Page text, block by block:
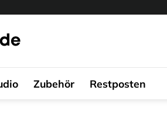
Zubehör Restposten